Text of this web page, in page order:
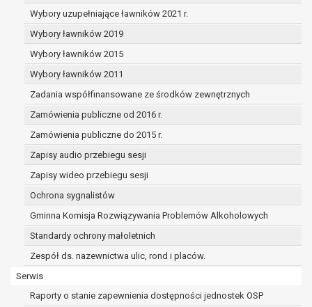
Wybory uzupełniające ławników 2021 r.
Wybory ławników 2019
Wybory ławników 2015
Wybory ławników 2011
Zadania współfinansowane ze środków zewnętrznych
Zamówienia publiczne od 2016 r.
Zamówienia publiczne do 2015 r.
Zapisy audio przebiegu sesji
Zapisy wideo przebiegu sesji
Ochrona sygnalistów
Gminna Komisja Rozwiązywania Problemów Alkoholowych
Standardy ochrony małoletnich
Zespół ds. nazewnictwa ulic, rond i placów.
Serwis
Raporty o stanie zapewnienia dostępności jednostek OSP
dane osobowe przetwarzane są
niezgodnie z prawem,
dane osobowe muszą być usunięte w
celu wywiązania się z obowiązku
prawo do żądania ograniczenia
przetwarzania danych osobowych na
podstawie art. 18 RODO, w przypadku gdy:
osoba, której dane dotyczą
kwestionuje prawidłowość danych
osobowych – na okres pozwalający
administratorowi sprawdzić
przetwarzanie danych jest niezgodne
z prawem, a osoba, której dane
dotyczą, sprzeciwia się usunięciu
danych, żądając w zamian ich
ograniczenia,
danych dla swoich celów, ale osoba,